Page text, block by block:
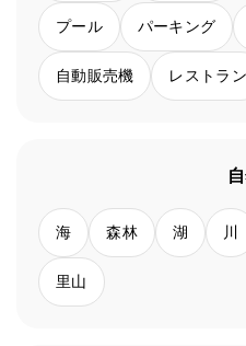
プール パーキング
自動販売機 レストラン
海 森林 湖 川
里山